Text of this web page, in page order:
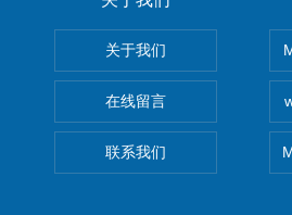
关于我们
在线留言
联系我们